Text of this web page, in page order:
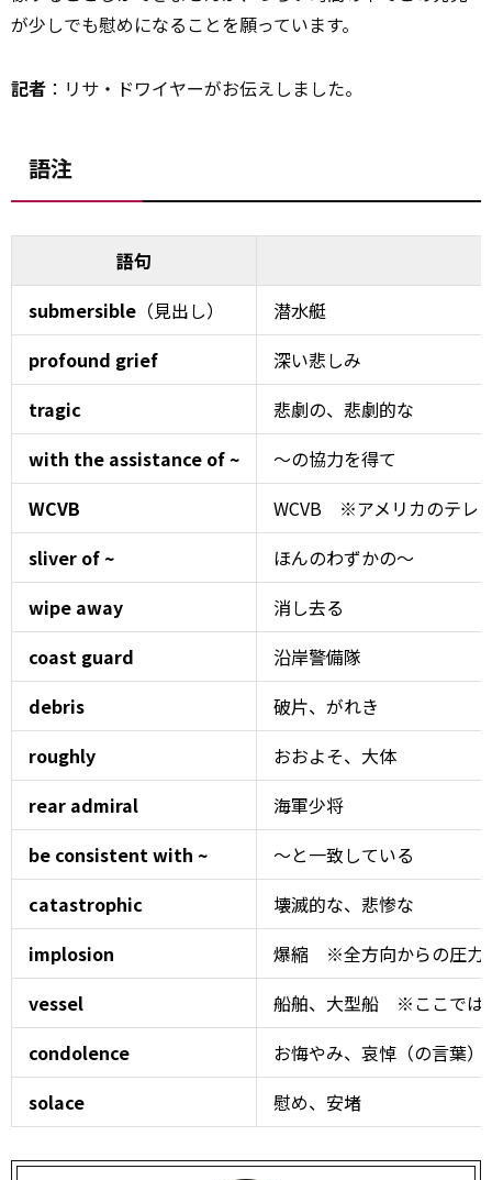
が少しでも慰めになることを願っています。
記者 ：リサ・ドワイヤーがお伝えしました。
語注
語句
submersible （見出し）
潜水艇
profound grief
深い悲しみ
tragic
悲劇の、悲劇的な
with the assistance of ~
～の協力を得て
WCVB
WCVB ※アメリカのテレ
sliver of ~
ほんのわずかの～
wipe away
消し去る
coast guard
沿岸警備隊
debris
破片、がれき
roughly
おおよそ、大体
rear admiral
海軍少将
be consistent with ~
～と一致している
catastrophic
壊滅的な、悲惨な
implosion
爆縮 ※全方向からの圧力
vessel
船舶、大型船 ※ここでは
condolence
お悔やみ、哀悼（の言葉）
solace
慰め、安堵